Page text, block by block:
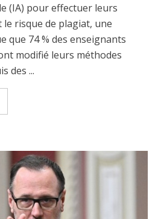
(IA) pour effectuer leurs
le risque de plagiat, une
que 74 % des enseignants
modifié leurs méthodes
des ...